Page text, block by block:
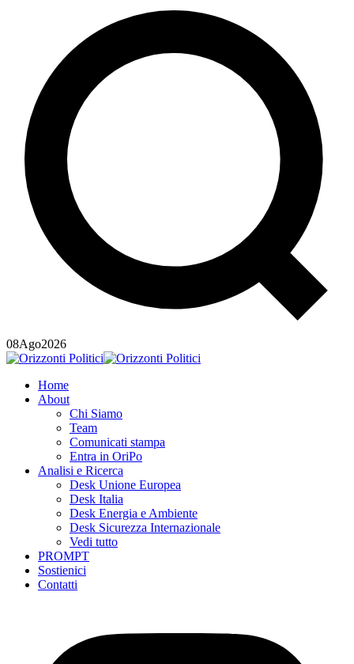
08Ago2026
Home
About
Chi Siamo
Team
Comunicati stampa
Entra in OriPo
Analisi e Ricerca
Desk Unione Europea
Desk Italia
Desk Energia e Ambiente
Desk Sicurezza Internazionale
Vedi tutto
PROMPT
Sostienici
Contatti